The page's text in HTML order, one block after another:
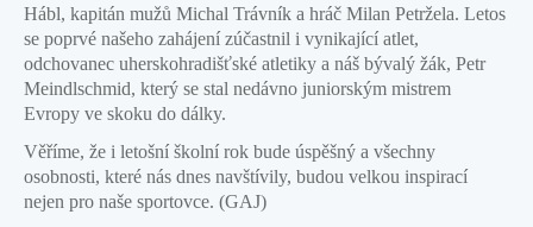
Hábl, kapitán mužů Michal Trávník a hráč Milan Petržela. Letos
se poprvé našeho zahájení zúčastnil i vynikající atlet,
odchovanec uherskohradišťské atletiky a náš bývalý žák, Petr
Meindlschmid, který se stal nedávno juniorským mistrem
Evropy ve skoku do dálky.
Věříme, že i letošní školní rok bude úspěšný a všechny
osobnosti, které nás dnes navštívily, budou velkou inspirací
nejen pro naše sportovce. (GAJ)